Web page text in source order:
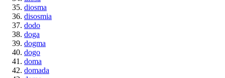
diosma
disosmia
dodo
doga
dogma
dogo
doma
domada